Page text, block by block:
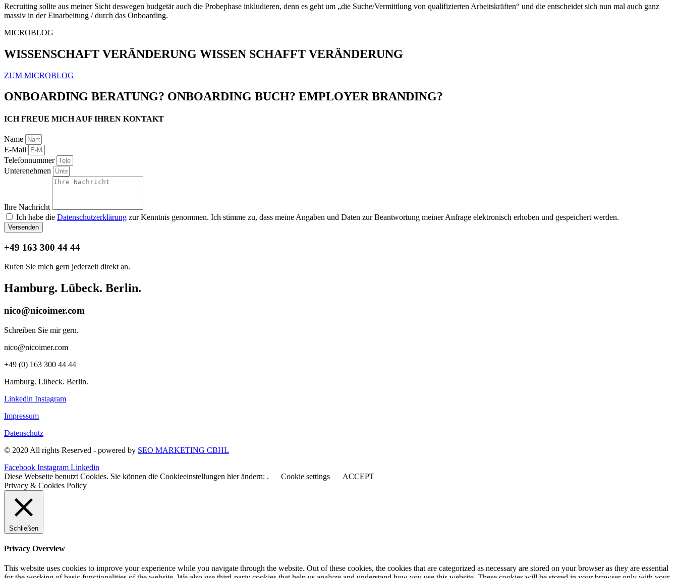
Recruiting sollte aus meiner Sicht deswegen budgetär auch die Probephase inkludieren, denn es geht um „die Suche/Vermittlung von qualifizierten Arbeitskräften“ und die entscheidet sich nun mal auch ganz
massiv in der Einarbeitung / durch das Onboarding.
MICROBLOG
WISSENSCHAFT VERÄNDERUNG WISSEN SCHAFFT VERÄNDERUNG
ZUM MICROBLOG
ONBOARDING BERATUNG? ONBOARDING BUCH? EMPLOYER BRANDING?
ICH FREUE MICH AUF IHREN KONTAKT
Name
E-Mail
Telefonnummer
Unterenehmen
Ihre Nachricht
Ich habe die Datenschutzerklärung zur Kenntnis genommen. Ich stimme zu, dass meine Angaben und Daten zur Beantwortung meiner Anfrage elektronisch erhoben und gespeichert werden.
Versenden
+49 163 300 44 44
Rufen Sie mich gern jederzeit direkt an.
Hamburg. Lübeck. Berlin.
nico@nicoimer.com
Schreiben Sie mir gern.
nico@nicoimer.com
+49 (0) 163 300 44 44
Hamburg. Lübeck. Berlin.
Linkedin Instagram
Impressum
Datenschutz
© 2020 All rights Reserved - powered by SEO MARKETING CBHL
Facebook Instagram Linkedin
Diese Webseite benutzt Cookies. Sie können die Cookieeinstellungen hier ändern: .
Cookie settings
ACCEPT
Privacy & Cookies Policy
Schließen
Privacy Overview
This website uses cookies to improve your experience while you navigate through the website. Out of these cookies, the cookies that are categorized as necessary are stored on your browser as they are essential